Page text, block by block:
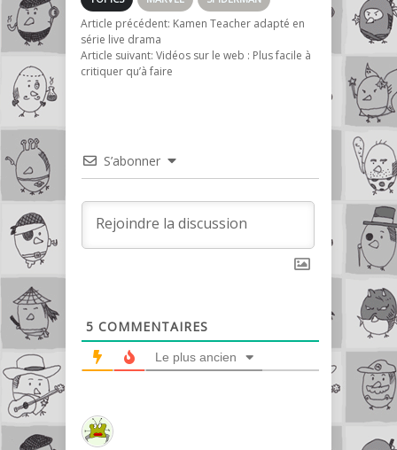
Article précédent: Kamen Teacher adapté en
série live drama
Article suivant: Vidéos sur le web : Plus facile à
critiquer qu’à faire
S’abonner
5 COMMENTAIRES
Le plus ancien